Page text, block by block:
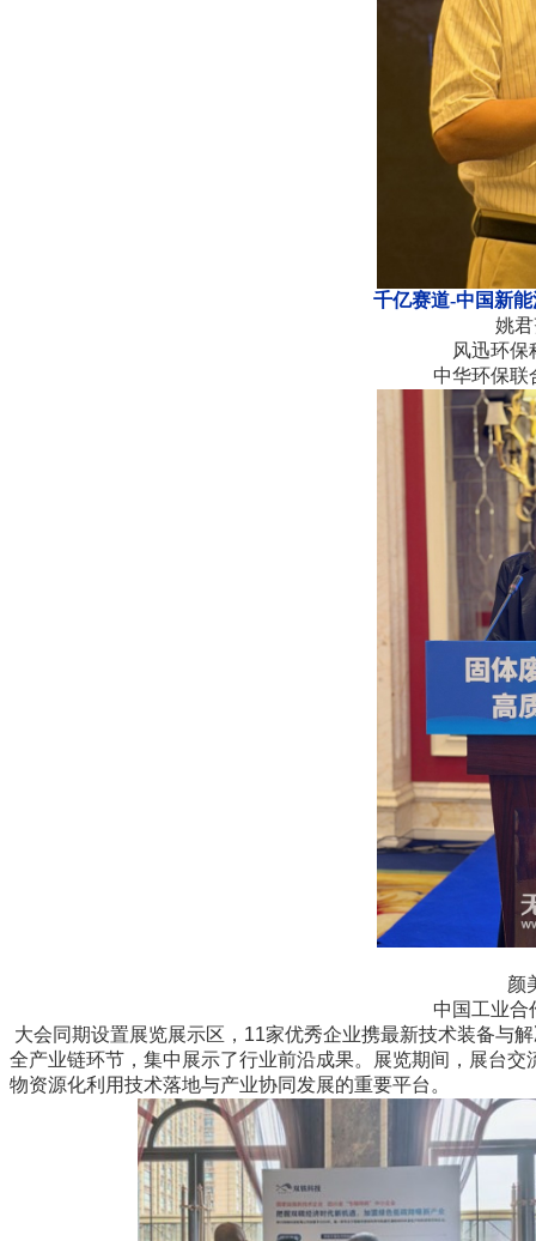
千亿赛道-中国新
姚
风迅环保
中华环保联
颜
中国工业合
大会同期设置展览展示区，11家优秀企业携最新技术装备与
全产业链环节，集中展示了行业前沿成果。展览期间，展台
物资源化利用技术落地与产业协同发展的重要平台。